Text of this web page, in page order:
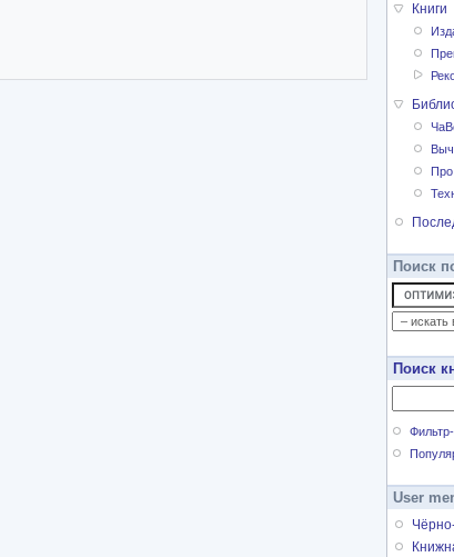
Книги
Поиск
Поиск
User